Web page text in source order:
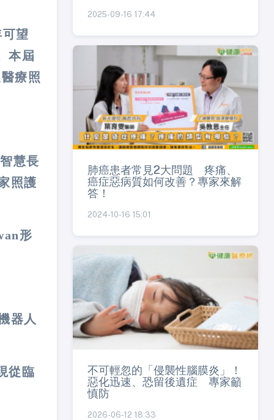
望
本屆
療照
慧長
照護
形
器人
從臨
2025-09-16 17:44
肺癌患者常見2大問題 疼痛、
癌症惡病質如何改善？專家來解
答！
2024-10-16 15:01
不可輕忽的「侵襲性腦膜炎」！
惡化迅速、恐留後遺症 專家籲
慎防
2026-06-12 18:33